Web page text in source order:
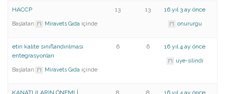
HACCP
Başlatan: Miravets Gıda içinde
13 13 16 yıl 3 ay önce
onururgu
etin kalite sınıflandırılması
entegrasyonları
Başlatan: Miravets Gıda içinde
6 6 16 yıl 4 ay önce
uye-silindi
KANATLILARIN ÖNEMLİ
8 8 16 yıl 4 ay önce